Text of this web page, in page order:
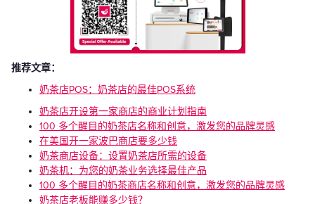
推荐文章：
奶茶店POS：奶茶店的最佳POS系统
奶茶店开设第一家商店的商业计划指南
100 多个醒目的奶茶店名称和创意，激发您的品牌灵感
在美国开一家波巴商店要多少钱
奶茶商店设备：设置奶茶店所需的设备
奶茶机：为您的奶茶业务选择最佳产品
100 多个醒目的奶茶商店名称和创意，激发您的品牌灵感
奶茶店老板能赚多少钱？